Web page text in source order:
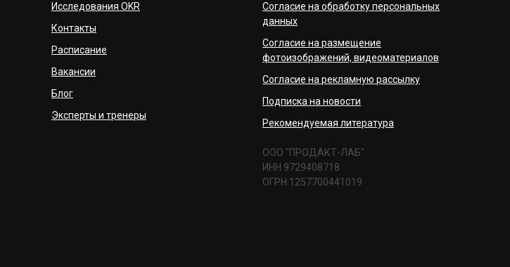
Исследования OKR
Контакты
Расписание
Вакансии
Блог
Эксперты и тренеры
Согласие на обработку персональных
данных
Согласие на размещение
фотоизображений, видеоматериалов
Согласие на рекламную рассылку
Подписка на новости
Рекомендуемая литература
ООО "ПРОДАКТ-ЛАБ"
ИНН 9729408718
ОГРН 1257700441019